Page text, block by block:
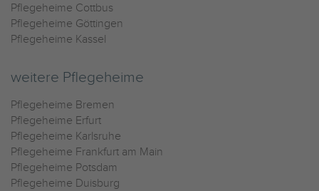
Pflegeheime Cottbus
Pflegeheime Göttingen
Pflegeheime Kassel
weitere Pflegeheime
Pflegeheime Bremen
Pflegeheime Erfurt
Pflegeheime Karlsruhe
Pflegeheime Frankfurt am Main
Pflegeheime Potsdam
Pflegeheime Duisburg